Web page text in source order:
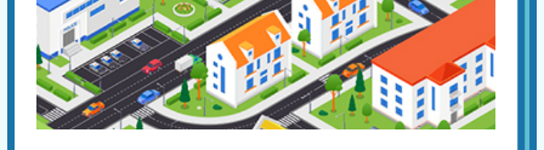
ィルターの目詰まり、ジャバラホースの異常、タンク内のボールタップ
の故障、ダイヤフラムの故障などが原因と考えられます。 先ずはタン
クのフタを開けて内部を点検し、どの部分が原因かを特定してくださ
い。